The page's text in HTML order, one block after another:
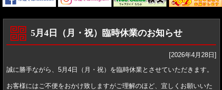
カ
5月4日（月・祝）臨時休業のお知らせ
[2026年4月28日]
誠に勝手ながら、5月4日（月・祝）を臨時休業とさせていただきます。
お客様にはご不便をおかけ致しますがご理解のほど、宜しくお願いいた